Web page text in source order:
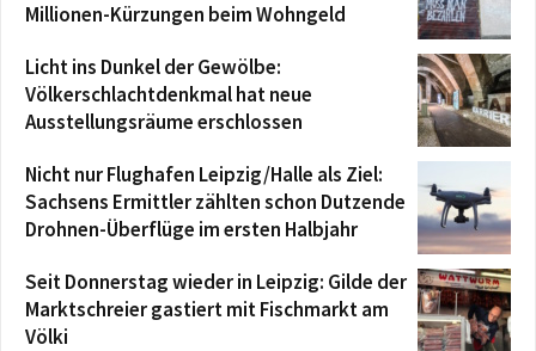
Millionen-Kürzungen beim Wohngeld
Licht ins Dunkel der Gewölbe:
Völkerschlachtdenkmal hat neue
Ausstellungsräume erschlossen
Nicht nur Flughafen Leipzig/Halle als Ziel:
Sachsens Ermittler zählten schon Dutzende
Drohnen-Überflüge im ersten Halbjahr
Seit Donnerstag wieder in Leipzig: Gilde der
Marktschreier gastiert mit Fischmarkt am
Völki